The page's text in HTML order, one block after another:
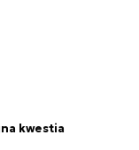
kwestia